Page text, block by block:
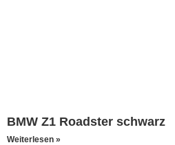
BMW Z1 Roadster schwarz
Weiterlesen »